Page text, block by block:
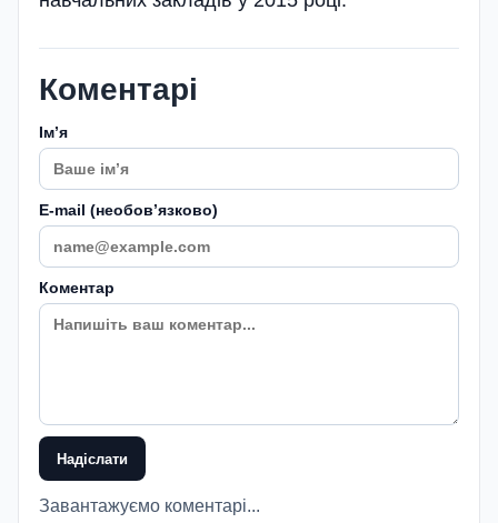
Коментарі
Імʼя
E-mail (необовʼязково)
Коментар
Надіслати
Завантажуємо коментарі...